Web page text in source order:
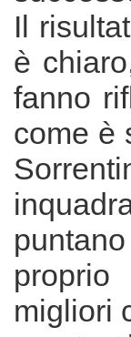
Il
è
fanno
come è
migliori